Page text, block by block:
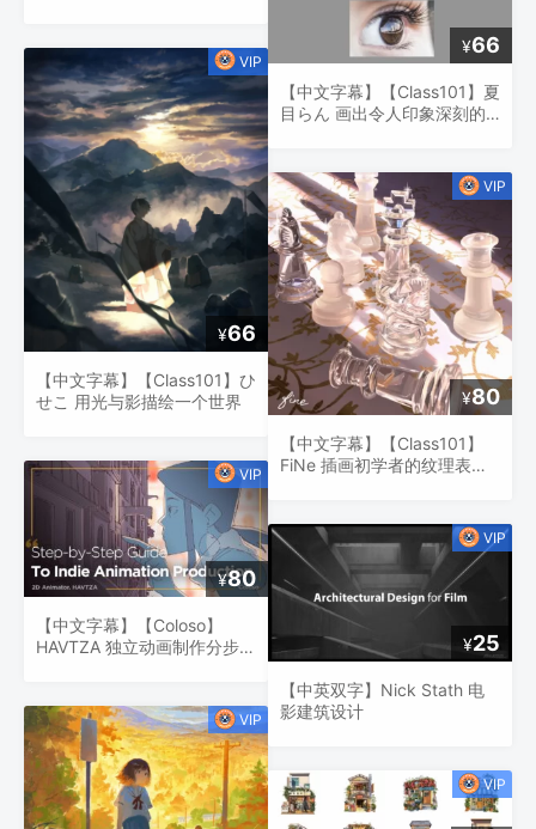
¥66
【中文字幕】【Class101】ひ
せこ 用光与影描绘一个世界
¥80
【中文字幕】【Coloso】
HAVTZA 独立动画制作分步指
¥66
【中文字幕】【Class101】夏
目らん 画出令人印象深刻的
¥80
【中文字幕】【Class101】
FiNe 插画初学者的纹理表达
¥25
【中英双字】Nick Stath 电
影建筑设计